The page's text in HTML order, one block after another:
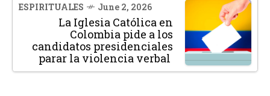
ESPIRITUALES June 2, 2026
La Iglesia Católica en
Colombia pide a los
candidatos presidenciales
parar la violencia verbal